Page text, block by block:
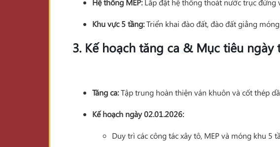
Hệ thống MEP:Lắp đặt hệ thống thoát nước trục đứng
Khu vực 5 tầng:Triển khai đào đất, đào đất giằng
3. Kế hoạch tăng ca & Mục tiêu ngày
Tăng ca:Tập trung hoàn thiện ván khuôn và cốt thép
Kế hoạch ngày 02.01.2026:
Duy trì các công tác xây tô, MEP và móng khu 5